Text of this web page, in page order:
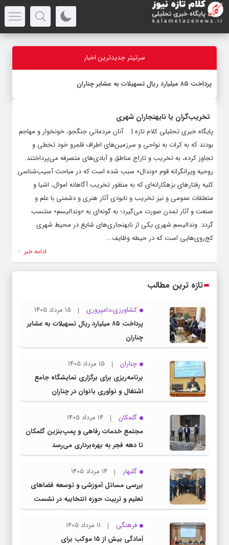
سرتیتر جدیدترین اخبار
پرداخت ۸۵ میلیارد ریال تسهیلات به عشایر چناران
تخریب‌گران یا نابهنجاران شهری
پایگاه خبری تحلیلی کلام تازه | آنان مردمانی جنگجو، خونخوار و مهاجم
بودند که به کرات به نواحی و سرزمین‌های اطراف قلمرو خود تخطی و
تجاوز کرده، به تخریب و تاراج مناطق و آبادی‌های متصرفه می‌پرداختند.
روحیه ویرانگرانه قوم «وندال» سبب شده است که در مباحث آسیب‌شناسی
کلیه رفتارهای بزهکارانه‌ای که به منظور تخریب آگاهانه اموال، اشیا و
متعلقات عمومی و نیز تخریب و نابودی آثار هنری و دشمنی با علم و
صنعت و آثار تمدن صورت می‌گیرد؛ به گونه‌ای به «وندالیسم» منتسب
گردد. وندالیسم شهری یکی از نابهنجاری‌های شایع در محیط شهری
کج‌روی‌هایی است که در حیطه وظایف...
ادامه خبر
تازه ترین مطالب
کشاورزی،دامپروری
15 مرداد 1405
پرداخت ۸۵ میلیارد ریال تسهیلات به عشایر
چناران
چناران
15 مرداد 1405
برنامه‌ریزی برای برگزاری نمایشگاه جامع
اشتغال و نوآوری بانوان در چناران
گلمکان
14 مرداد 1405
مجتمع خدمات رفاهی و پمپ‌بنزین گلمکان
تا دهه فجر به بهره‌برداری می‌رسد
گلبهار
14 مرداد 1405
بررسی مسائل آموزشی و توسعه فضاهای
تعلیم و تربیت حوزه انتخابیه در نشست
مشترک عضو کمیسیون آموزش مجلس با
مدیرکل آموزش و پرورش خراسان رضوی
فرهنگی
11 مرداد 1405
آمادگی بیش از ۱۵ موکب برای